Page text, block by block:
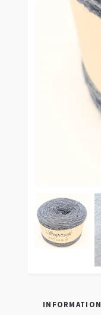
INFORMATION